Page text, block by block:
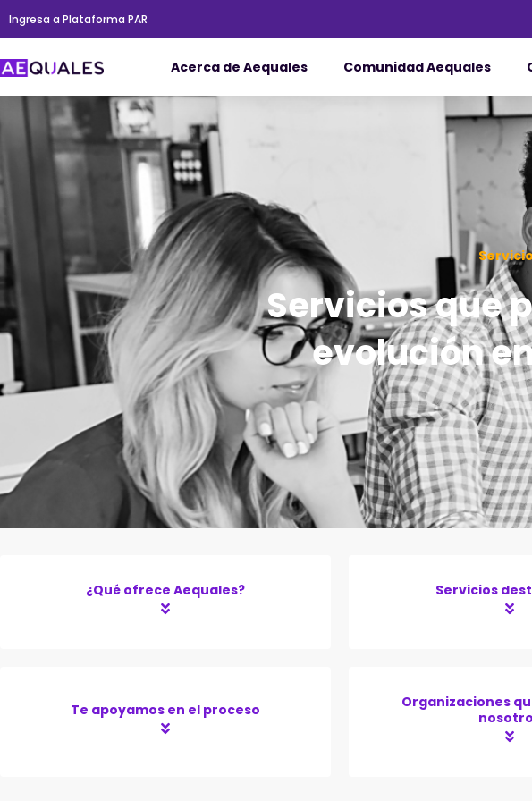
Ingresa a Plataforma PAR
Acerca de Aequales Comunidad Aequales
Servicios que
evolución
¿Qué ofrece Aequales? Servicios
Te apoyamos en el proceso
Organizaciones